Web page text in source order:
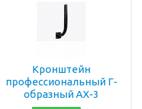
Кронштейн
профессиональный Г-
образный AX-3